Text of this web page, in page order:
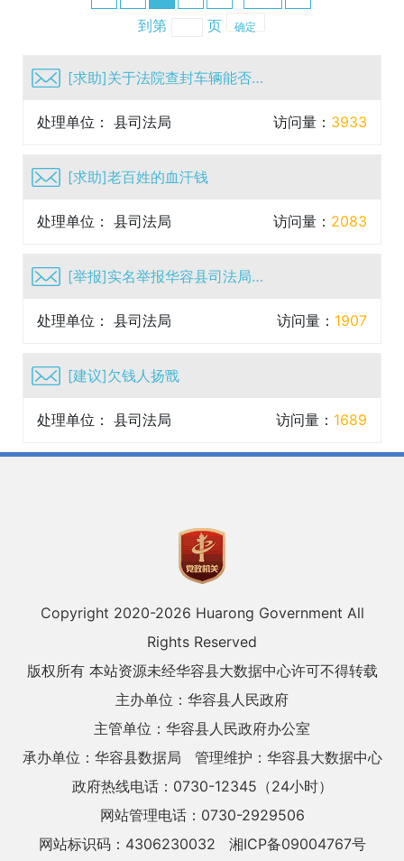
到第 页 确定
[求助]关于法院查封车辆能否买卖问题一事
处理单位： 县司法局 访问量： 3933
[求助]老百姓的血汗钱
处理单位： 县司法局 访问量： 2083
[举报]实名举报华容县司法局白丹严重违纪违法行为，作为国...
处理单位： 县司法局 访问量： 1907
[建议]欠钱人扬戬
处理单位： 县司法局 访问量： 1689
Copyright 2020-2026 Huarong Government All
Rights Reserved
版权所有 本站资源未经华容县大数据中心许可不得转载
主办单位：华容县人民政府
主管单位：华容县人民政府办公室
承办单位：华容县数据局
管理维护：华容县大数据中心
政府热线电话：0730-12345（24小时）
网站管理电话：0730-2929506
网站标识码：4306230032
湘ICP备09004767号